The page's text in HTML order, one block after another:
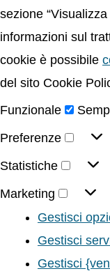
sezione
informazioni sul
cookie è possibile
del sito Cookie
Funzionale
Preferenze
Statistiche
Marketing
Gestisci
Gestisci
Gestisci